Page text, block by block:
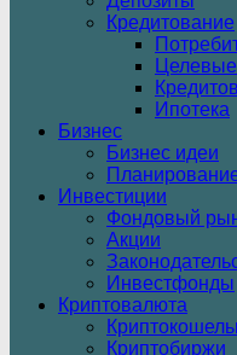
Кредитование
Ипотека
Бизнес
Бизнес идеи
Инвестиции
Фондовый
Акции
Инвестфонды
Криптовалюта
Криптобиржи